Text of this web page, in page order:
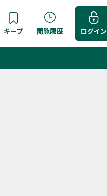
キープ 閲覧履歴 ログイン